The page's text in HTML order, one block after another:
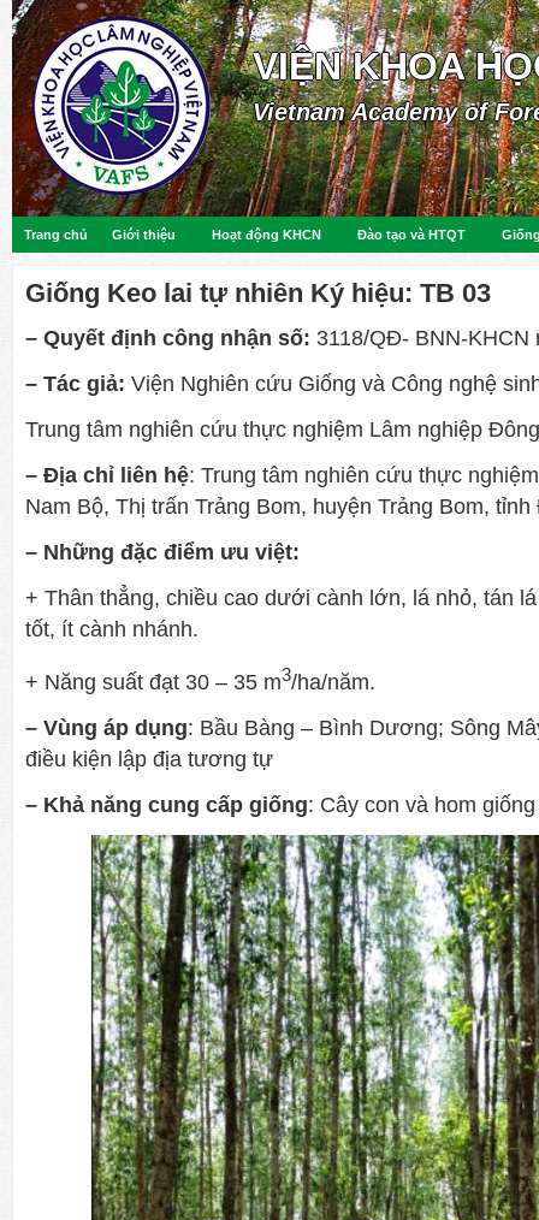
VIỆN KHOA
Vietnam Academy of
Trang chủ Giới thiệu Hoạt động KHCN Đào tạo và HTQT
Giống Keo lai tự nhiên Ký hiệu: TB 03
– Quyết định công nhận số: 3118/QĐ- BNN-KHCN
– Tác giả: Viện Nghiên cứu Giống và Công nghệ
Trung tâm nghiên cứu thực nghiệm Lâm nghiệp
– Địa chỉ liên hệ: Trung tâm nghiên cứu thực
Nam Bộ, Thị trấn Trảng Bom, huyện Trảng Bom,
– Những đặc điểm ưu việt:
+ Thân thẳng, chiều cao dưới cành lớn, lá nhỏ, tán
tốt, ít cành nhánh.
+ Năng suất đạt 30 – 35 m3/ha/năm.
– Vùng áp dụng: Bầu Bàng – Bình Dương; Sông
điều kiện lập địa tương tự
– Khả năng cung cấp giống: Cây con và hom giống